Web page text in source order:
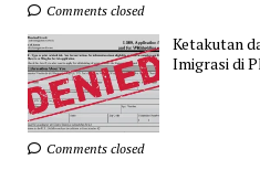
Comments closed
Ketakutan
Imigrasi di
Comments closed